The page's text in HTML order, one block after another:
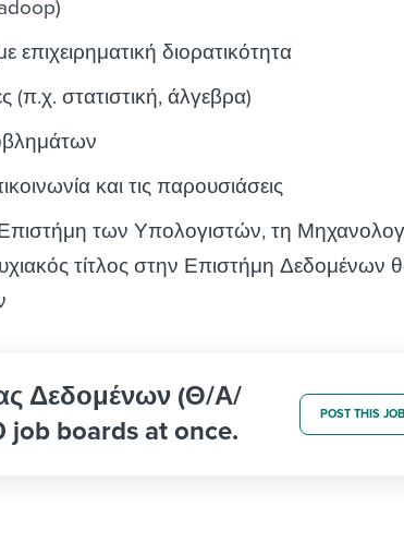
διορατικότητα
(π.χ. στατιστική, άλγεβρα)
και τις παρουσιάσεις
των Υπολογιστών, τη
τίτλος στην Επιστήμη Δεδομένων
Δεδομένων (Θ/Α/
boards at once.
POST THIS